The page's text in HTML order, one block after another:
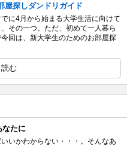
屋探しダンドリガイド
に4月から始まる大学生活に向けて
その一つ。ただ、初めて一人暮ら
回は、新大学生のためのお部屋探
む
なたに
いかわからない・・・。そんなあ